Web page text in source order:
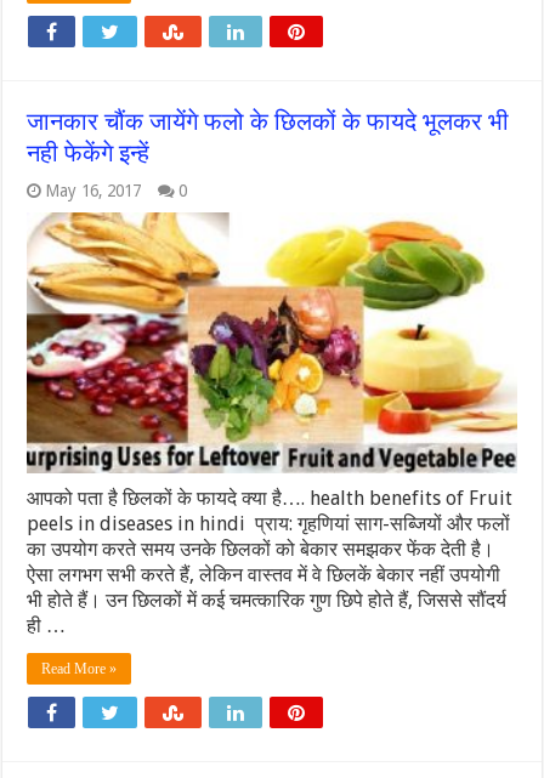
जानकार चौंक जायेंगे फलो के छिलकों के फायदे भूलकर भी
नही फेकेंगे इन्हें
May 16, 2017 0
आपको पता है छिलकों के फायदे क्या है…. health benefits of Fruit
peels in diseases in hindi प्राय: गृहणियां साग-सब्जियों और फलों
का उपयोग करते समय उनके छिलकों को बेकार समझकर फेंक देती है।
ऐसा लगभग सभी करते हैं, लेकिन वास्तव में वे छिलकें बेकार नहीं उपयोगी
भी होते हैं। उन छिलकों में कई चमत्कारिक गुण छिपे होते हैं, जिससे सौंदर्य
ही …
Read More »